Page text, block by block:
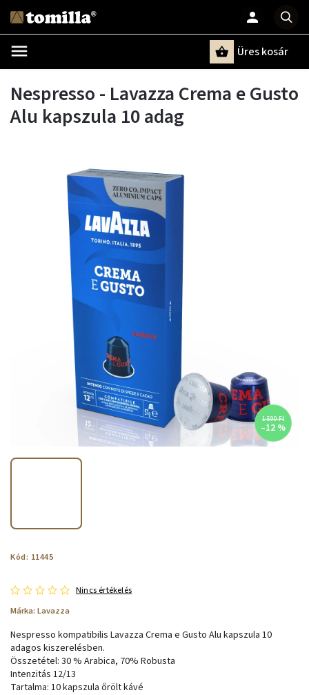
Üres kosár
Nespresso - Lavazza Crema e Gusto
Alu kapszula 10 adag
1 590 Ft
–12 %
Kód: 11445
Nincs értékelés
Márka: Lavazza
Nespresso kompatibilis Lavazza Crema e Gusto Alu kapszula 10
adagos kiszerelésben.
Összetétel: 30 % Arabica, 70% Robusta
Intenzitás 12/13
Tartalma: 10 kapszula őrölt kávé